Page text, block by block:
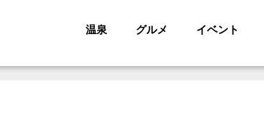
温泉 グルメ イベント